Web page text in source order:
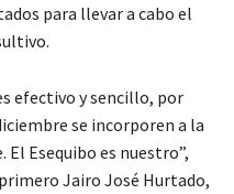
para llevar a cabo el
efectivo y sencillo, por
se incorporen a la
El Esequibo es nuestro”,
Jairo José Hurtado,